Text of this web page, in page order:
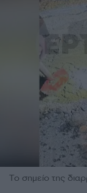
Το σημείο της